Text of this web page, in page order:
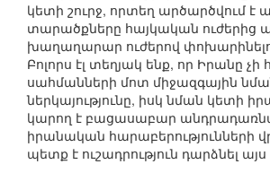
կետի շուրջ, որտեղ արծարծվում
տարածքները հայկական ուժերից
խաղաղարար ուժերով
Բոլորս էլ տեղյակ ենք, որ Իրանը չի
սահմանների մոտ միջազգային
ներկայությունը, իսկ նման կետի
կարող է բացասաբար
իրանական հարաբերությունների
պետք է ուշադրություն դարձնել